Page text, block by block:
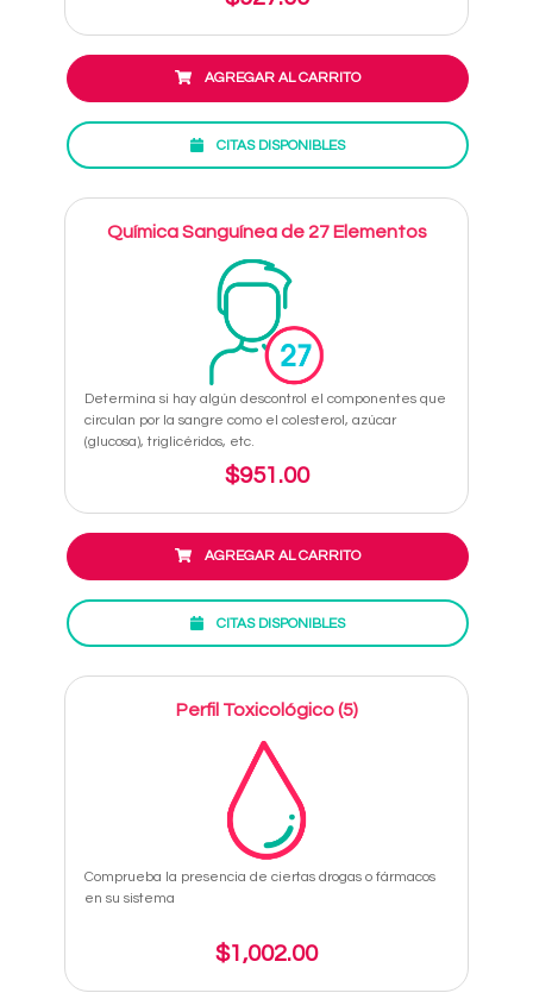
AGREGAR AL CARRITO
CITAS DISPONIBLES
Química Sanguínea de 27 Elementos
Determina si hay algún descontrol el componentes que
circulan por la sangre como el colesterol, azúcar
(glucosa), triglicéridos, etc.
$951.00
AGREGAR AL CARRITO
CITAS DISPONIBLES
Perfil Toxicológico (5)
Comprueba la presencia de ciertas drogas o fármacos
en su sistema
$1,002.00